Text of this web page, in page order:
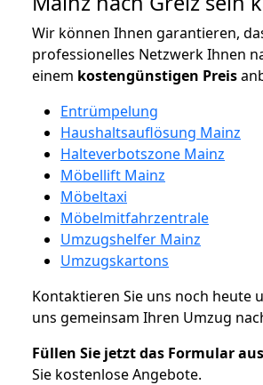
Wir können Ihnen garantieren,
professionelles Netzwerk Ihnen
einem kostengünstigen Preis
Entrümpelung
Haushaltsauflösung Mainz
Halteverbotszone Mainz
Möbellift Mainz
Möbeltaxi
Möbelmitfahrzentrale
Umzugshelfer Mainz
Umzugskartons
Kontaktieren Sie uns noch heute
uns gemeinsam Ihren Umzug
Füllen Sie jetzt das Formular aus
Sie kostenlose Angebote.